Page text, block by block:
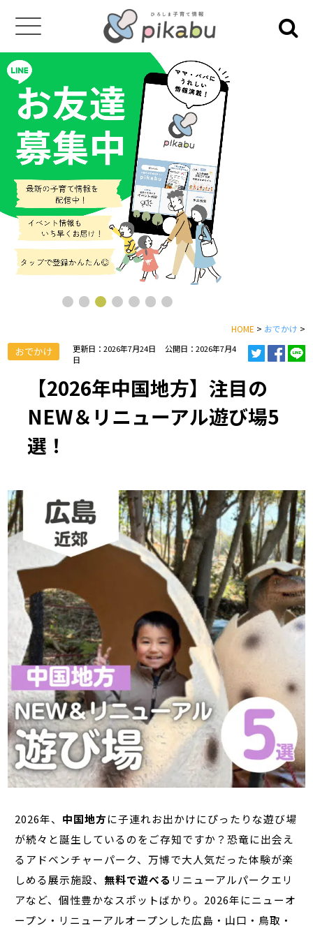
HOME > おでかけ >
おでかけ 更新日：2026年7月24日
公開日：2026年7月4
日
【2026年中国地方】注目の
NEW＆リニューアル遊び場5
選！
2026年、 中国地方に子連れお出かけにぴったりな遊び場
が続々と誕生しているのをご存知ですか？恐竜に出会え
るアドベンチャーパーク、万博で大人気だった体験が楽
しめる展示施設、 無料で遊べる リニューアルパークエリ
アなど、個性豊かなスポットばかり。2026年にニューオ
ープン・リニューアルオープンした広島・山口・鳥取・